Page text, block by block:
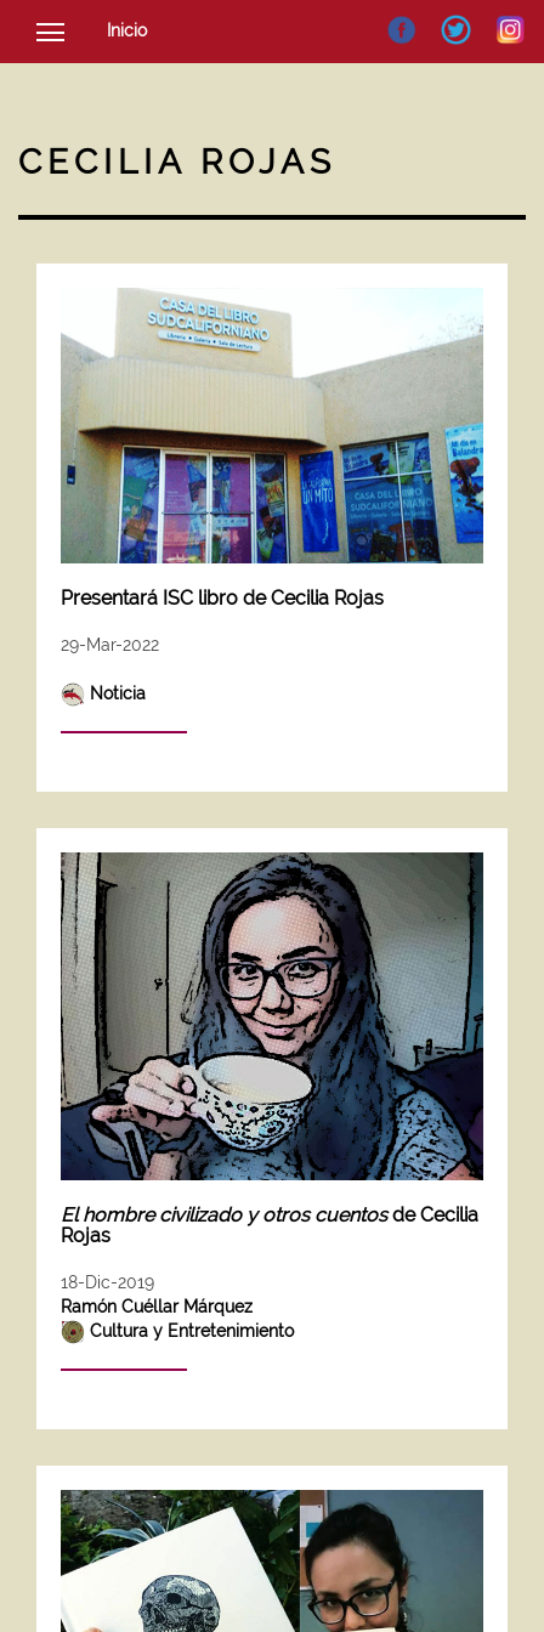
Inicio
SOCIEDAD
NOTICIAS
CECILIA ROJAS
Presentará ISC libro de Cecilia Rojas
29-Mar-2022
Noticia
El hombre civilizado y otros cuentosde Cecilia
Rojas
18-Dic-2019
Ramón Cuéllar Márquez
Cultura y Entretenimiento